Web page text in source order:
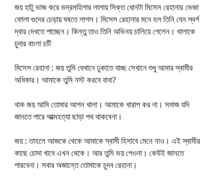
জয় হাটু ভাজ করে ভদ্রমহিলার লালায় সিক্ত ধোনটা মিসেস রেহানার ভেজা
ফোলা গুদের চেড়ায় ঘষতে লাগল। মিসেস রেহানার মনে হল তিনি যেন স্বর্গ
দ্বার দেখতে পাচ্ছেন। কিন্তু তাও তিনি অভিনয় চালিয়ে গেলেন। খালাকে
চুদার বাংলা চটি
মিসেস রেহানা : জয় তুমি যেখানে ঢুকাতে যাচ্ছ সেখানে শুধু আমার স্বামীর
অধিকার। আমাকে তুমি নস্ট করবে বাবা?
থাক জয় আমি তোমার আপন খালা। আমাকে খারাপ কর না। সমাজ যদি
জানতে পারে আত্মহত্যা ছাড়া পথ থাকবেনা।
জয় : তাহলে আজকে থেকে আমাকে স্বামী হিসাবে মেনে নাও। এই স্বামীর
কাছে চোদা খাবে এখন থেকে। আর তুমি ভয় পেওনা। কেউই জানতে
পারবেনা। সবার অজান্তে তোমাকে চুদব রেহানা।